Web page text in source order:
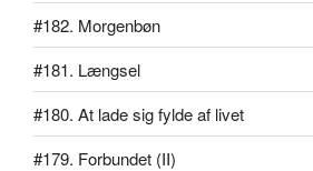
#182. Morgenbøn
#181. Længsel
#180. At lade sig fylde af livet
#179. Forbundet (II)